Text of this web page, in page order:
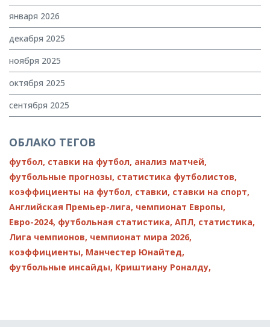
января 2026
декабря 2025
ноября 2025
октября 2025
сентября 2025
ОБЛАКО ТЕГОВ
футбол, ставки на футбол, анализ матчей,
футбольные прогнозы, статистика футболистов,
коэффициенты на футбол, ставки, ставки на спорт,
Английская Премьер-лига, чемпионат Европы,
Евро-2024, футбольная статистика, АПЛ, статистика,
Лига чемпионов, чемпионат мира 2026,
коэффициенты, Манчестер Юнайтед,
футбольные инсайды, Криштиану Роналду,